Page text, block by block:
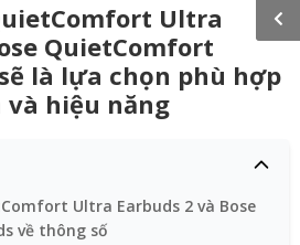
Ultra
QuietComfort
là lựa chọn phù hợp
hiệu năng
Ultra Earbuds 2 và Bose
về thông số